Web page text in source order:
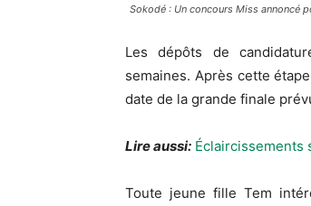
Sokodé : Un concours Miss annoncé
Les dépôts de
semaines. Après cette
date de la grande finale
Lire aussi: Éclaircissements
Toute jeune filleTem